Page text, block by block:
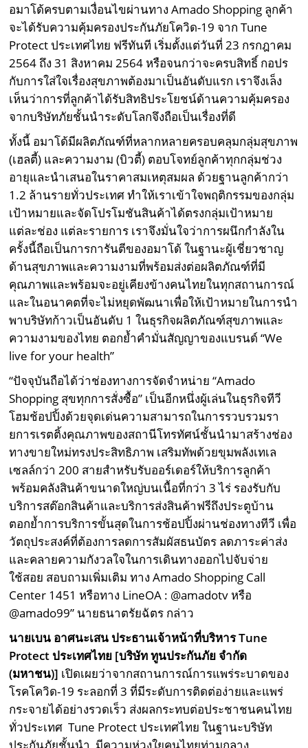
อมาโด้ครบตามเงื่อนไขผ่านทาง Amado Shopping ลูกค้า
จะได้รับความคุ้มครองประกันภัยโควิด-19 จาก Tune
Protect ประเทศไทย ฟรีทันที เริ่มตั้งแต่วันที่ 23 กรกฎาคม
2564 ถึง 31 สิงหาคม 2564 หรือจนกว่าจะครบสิทธิ์ กอปร
กับการใส่ใจเรื่องสุขภาพต้องมาเป็นอันดับแรก เราจึงเล็ง
เห็นว่าการที่ลูกค้าได้รับสิทธิประโยชน์ด้านความคุ้มครอง
จากบริษัทภัยชั้นนำระดับโลกจึงถือเป็นเรื่องที่ดี
ทั้งนี้ อมาโด้มีผลิตภัณฑ์ที่หลากหลายครอบคลุมกลุ่มสุขภาพ
(เฮลตี้) และความงาม (บิวตี้) ตอบโจทย์ลูกค้าทุกกลุ่มช่วง
อายุและนำเสนอในราคาสมเหตุสมผล ด้วยฐานลูกค้ากว่า
1.2 ล้านรายทั่วประเทศ ทำให้เราเข้าใจพฤติกรรมของกลุ่ม
เป้าหมายและจัดโปรโมชันสินค้าได้ตรงกลุ่มเป้าหมาย
แต่ละช่อง แต่ละรายการ เราจึงมั่นใจว่าการผนึกกำลังใน
ครั้งนี้ถือเป็นการการันตีของอมาโด้ ในฐานะผู้เชี่ยวชาญ
ด้านสุขภาพและความงามที่พร้อมส่งต่อผลิตภัณฑ์ที่มี
คุณภาพและพร้อมจะอยู่เคียงข้างคนไทยในทุกสถานการณ์
และในอนาคตที่จะไม่หยุดพัฒนาเพื่อให้เป้าหมายในการนำ
พาบริษัทก้าวเป็นอันดับ 1 ในธุรกิจผลิตภัณฑ์สุขภาพและ
ความงามของไทย ตอกย้ำคำมั่นสัญญาของแบรนด์ “We
live for your health”
“ปัจจุบันถือได้ว่าช่องทางการจัดจำหน่าย “Amado
Shopping สุขทุกการสั่งซื้อ” เป็นอีกหนึ่งผู้เล่นในธุรกิจทีวี
โฮมช้อปปิ้งด้วยจุดเด่นความสามารถในการรวบรวมรา
ยการเรตติ้งคุณภาพของสถานีโทรทัศน์ชั้นนำมาสร้างช่อง
ทางขายใหม่ทรงประสิทธิภาพ เสริมทัพด้วยขุมพลังเทเล
เซลล์กว่า 200 สายสำหรับรับออร์เดอร์ให้บริการลูกค้า
พร้อมคลังสินค้าขนาดใหญ่บนเนื้อที่กว่า 3 ไร่ รองรับกับ
บริการสต๊อกสินค้าและบริการส่งสินค้าฟรีถึงประตูบ้าน
ตอกย้ำการบริการขั้นสุดในการช้อปปิ้งผ่านช่องทางทีวี เพื่อ
วัตถุประสงค์ที่ต้องการลดการสัมผัสธนบัตร ลดภาระค่าส่ง
และคลายความกังวลใจในการเดินทางออกไปจับจ่าย
ใช้สอย สอบถามเพิ่มเติม ทาง Amado Shopping Call
Center 1451 หรือทาง LineOA : @amadotv หรือ
@amado99” นายธนาตรัยฉัตร กล่าว
นายเบน อาศนะเสนประธานเจ้าหน้าที่บริหารTune
Protect ประเทศไทย [บริษัท ทูนประกันภัย จำกัด
(มหาชน)] เปิดเผยว่าจากสถานการณ์การแพร่ระบาดของ
โรคโควิด-19 ระลอกที่ 3 ที่มีระดับการติดต่อง่ายและแพร่
กระจายได้อย่างรวดเร็ว ส่งผลกระทบต่อประชาชนคนไทย
ทั่วประเทศ Tune Protect ประเทศไทย ในฐานะบริษัท